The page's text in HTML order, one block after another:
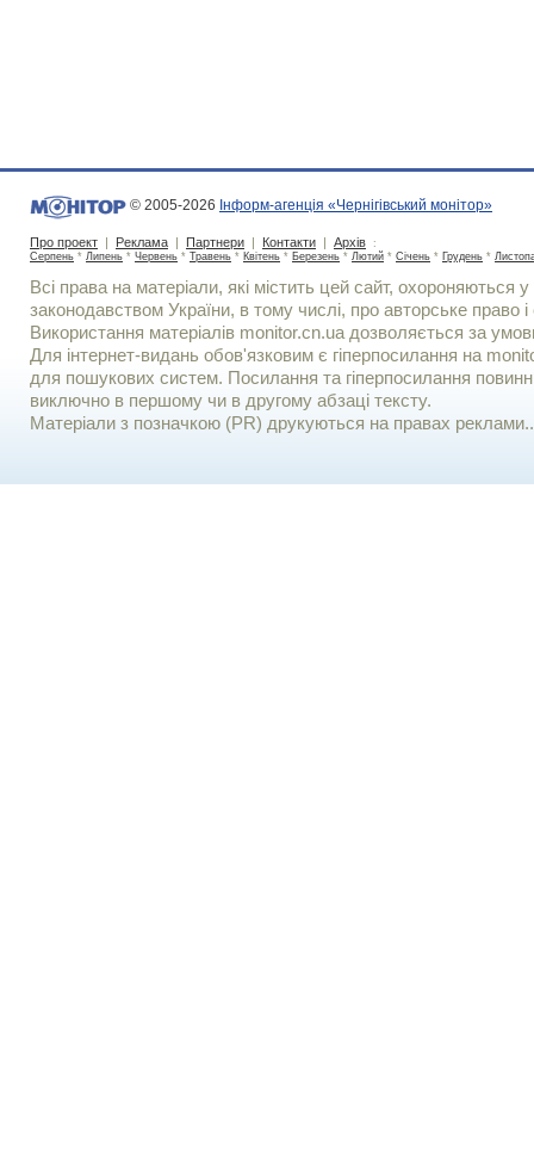
© 2005-2026 Інформ-агенція «Чернігівський монітор»
Про проект | Реклама | Партнери | Контакти | Архів :
Серпень * Липень * Червень * Травень * Квітень * Березень * Лютий * Січень * Грудень *
Всі права на матеріали, які містить цей сайт, охороняються у
законодавством України, в тому числі, про авторське право і
Використання матерiалiв monitor.cn.ua дозволяється за
Для iнтернет-видань обов'язковим є гiперпосилання на
для пошукових систем. Посилання та гіперпосилання
виключно в першому чи в другому абзаці тексту.
Матеріали з позначкою (PR) друкуються на правах реклами..